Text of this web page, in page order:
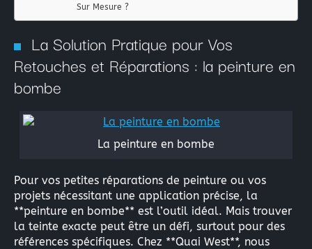
Sur Mesure ?
La Solution Pratique pour Vos
Retouches et Réparations : la peinture en
bombe
La peinture en bombe
Pour vos petites réparations de peinture ou vos
projets nécessitant une application précise, la
**peinture en bombe** est l’outil idéal. Mais trouver
la teinte exacte peut être un défi, surtout pour des
références spécifiques. Chez **Quai West**, nous
La peinture industrielle
La peinture nautique
La peinture en bombe
Résine Polyester ou résine Polyuréthane pour la
Le moulage silicone
Le moulage résine